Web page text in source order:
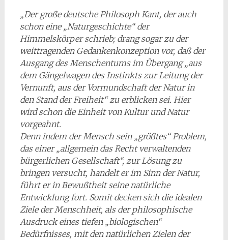
„Der große deutsche Philosoph Kant, der auch
schon eine „Naturgeschichte“ der
Himmelskörper schrieb; drang sogar zu der
weittragenden Gedan­kenkonzeption vor, daß der
Ausgang des Menschentums im Übergang „aus
dem Gängelwagen des Instinkts zur Leitung der
Vernunft, aus der Vormundschaft der Natur in
den Stand der Frei­heit“ zu erblicken sei. Hier
wird schon die Einheit von Kultur und Natur
vorgeahnt.
Denn indem der Mensch sein „größtes“ Problem,
das einer „allgemein das Recht verwaltenden
bürgerlichen Gesellschaft“, zur Lösung zu
bringen versucht, handelt er im Sinn der Natur,
führt er in Bewußtheit seine natürliche
Entwicklung fort. Somit decken sich die idealen
Ziele der Menschheit, als der philosophische
Ausdruck eines tiefen „biologischen“
Bedürfnisses, mit den natürlichen Zielen der